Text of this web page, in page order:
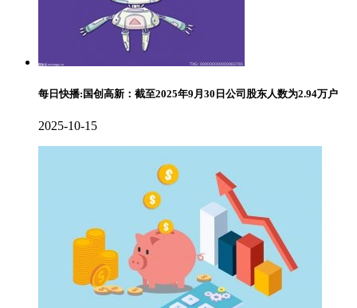
每日快播:国创高新：截至2025年9月30日公司股东人数为2.94万户
2025-10-15